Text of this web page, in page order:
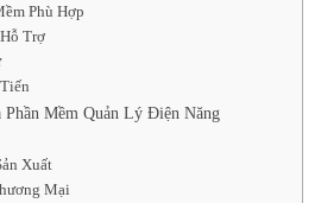
Phù Hợp
Trợ
Mềm Quản Lý Điện Năng
Xuất
Mại